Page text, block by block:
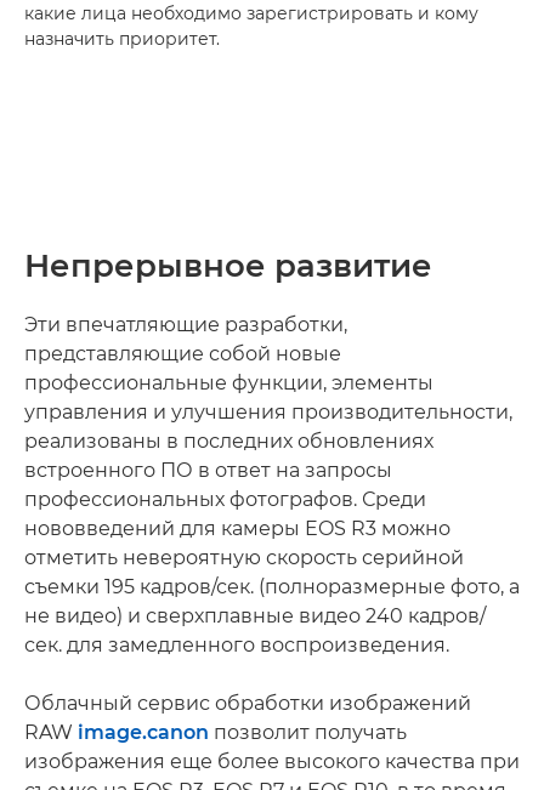
какие лица необходимо зарегистрировать и кому
назначить приоритет.
Непрерывное развитие
Эти впечатляющие разработки,
представляющие собой новые
профессиональные функции, элементы
управления и улучшения производительности,
реализованы в последних обновлениях
встроенного ПО в ответ на запросы
профессиональных фотографов. Среди
нововведений для камеры EOS R3 можно
отметить невероятную скорость серийной
съемки 195 кадров/сек. (полноразмерные фото, а
не видео) и сверхплавные видео 240 кадров/
сек. для замедленного воспроизведения.
Облачный сервис обработки изображений
RAW image.canon позволит получать
изображения еще более высокого качества при